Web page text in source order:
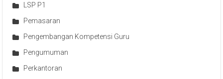
LSP P1
Pemasaran
Pengembangan Kompetensi Guru
Pengumuman
Perkantoran